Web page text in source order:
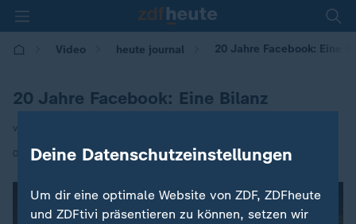
Video heute journal 20 Jahre Facebook: Eine
20 Jahre Facebook: Eine Bilanz
von Sven Rieken
04.02.2024 | 21:45
Deine Datenschutzeinstellungen
Um dir eine optimale Website von ZDF, ZDFheute
und ZDFtivi präsentieren zu können, setzen wir